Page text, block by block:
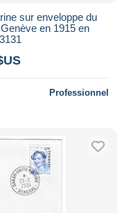
sur enveloppe du
en 1915 en
Professionnel